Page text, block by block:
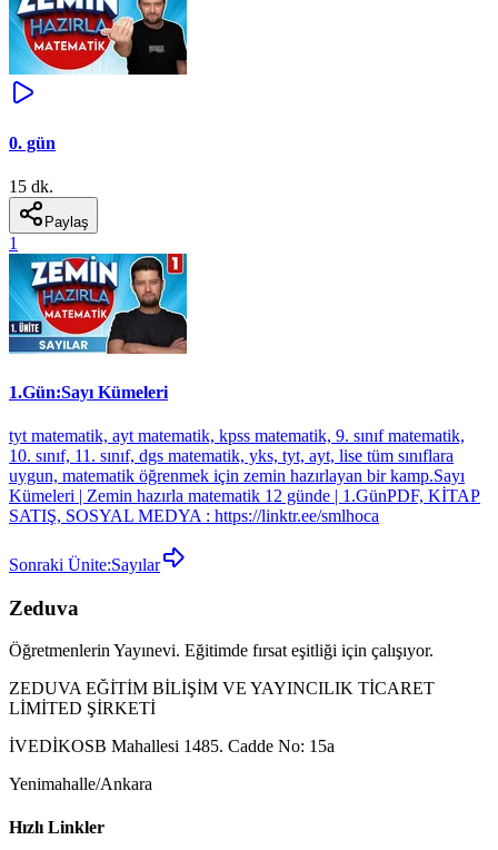
0. gün
15 dk.
Paylaş
1
1.Gün:Sayı Kümeleri
tyt matematik, ayt matematik, kpss matematik, 9. sınıf matematik,
10. sınıf, 11. sınıf, dgs matematik, yks, tyt, ayt, lise tüm sınıflara
uygun, matematik öğrenmek için zemin hazırlayan bir kamp.Sayı
Kümeleri | Zemin hazırla matematik 12 günde | 1.GünPDF, KİTAP
SATIŞ, SOSYAL MEDYA : https://linktr.ee/smlhoca
Sonraki Ünite:Sayılar
Zeduva
Öğretmenlerin Yayınevi. Eğitimde fırsat eşitliği için çalışıyor.
ZEDUVA EĞİTİM BİLİŞİM VE YAYINCILIK TİCARET
LİMİTED ŞİRKETİ
İVEDİKOSB Mahallesi 1485. Cadde No: 15a
Yenimahalle/Ankara
Hızlı Linkler